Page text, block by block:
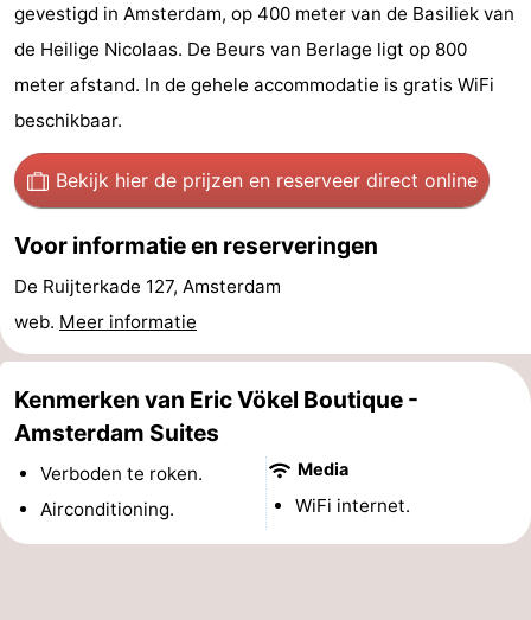
breakfasts)
Hotels
Vakantiehuizen
-
Het
Amsterdamse
Bos
-
Spaarnwoude
Last
minutes
Musea
Attracties
Zien
doen
-
gevestigd in Amsterdam, op 400 meter van de Basiliek van
de Heilige Nicolaas. De Beurs van Berlage ligt op 800
meter afstand. In de gehele accommodatie is gratis WiFi
beschikbaar.
Bekijk hier de prijzen en reserveer direct online
Voor informatie en reserveringen
De Ruijterkade 127, Amsterdam
web. Meer informatie
Kenmerken van Eric Vökel Boutique -
Amsterdam Suites
Verboden te roken.
Airconditioning.
Media
WiFi internet.